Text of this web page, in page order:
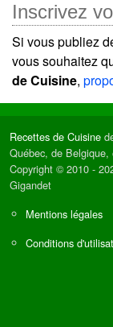
Inscrivez
Si vous publiez
vous souhaitez
de Cuisine,
Recettes de Cuisine
Québec, de Belgique,
Copyright © 2010 -
Gigandet
Mentions légales
Conditions